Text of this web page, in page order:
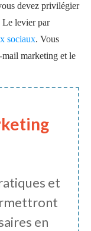
devez privilégier
Le levier par
sociaux. Vous
mail marketing et le
et
en